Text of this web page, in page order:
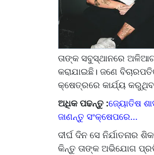
ତାଙ୍କ ସବୁସ୍ଥାନରେ
କରାଯାଇଛି। ଜଣେ
କ୍ଷେତ୍ରରେ କାର୍ଯ୍ୟ
ଅଧିକ ପଢନ୍ତୁ :ଜ୍ୟୋତିଷ
ଜାଣନ୍ତୁ ସଂକ୍ଷେପରେ...
ଦୀର୍ଘ ଦିନ ସେ
କିନ୍ତୁ ତାଙ୍କ ଅଭିଯୋଗ ପ୍ରତି